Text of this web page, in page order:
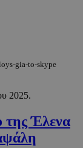
gia-to-skype
2025.
της Έλενα